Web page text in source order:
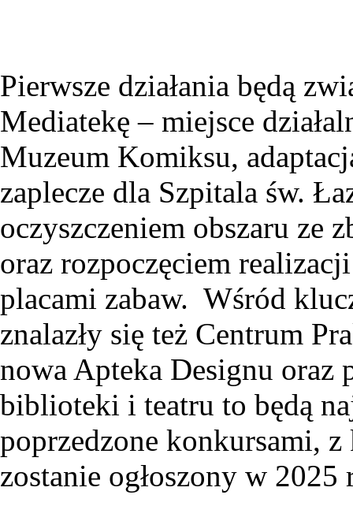
Pierwsze działania będą
Mediatekę – miejsce
Muzeum Komiksu,
zaplecze dla Szpitala św.
oczyszczeniem obszaru ze
oraz rozpoczęciem
placami zabaw. Wśród
znalazły się też Centrum
nowa Apteka Designu
biblioteki i teatru to będą
poprzedzone konkursami,
zostanie ogłoszony w 2025